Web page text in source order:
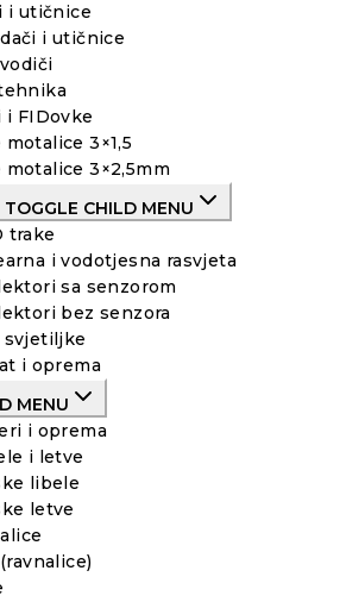
i utičnice
i utičnice
i FIDovke
3×1,5
motalice 3×2,5mm
TOGGLE CHILD MENU
trake
i vodotjesna rasvjeta
sa senzorom
bez senzora
svjetiljke
i oprema
MENU
i oprema
i letve
libele
letve